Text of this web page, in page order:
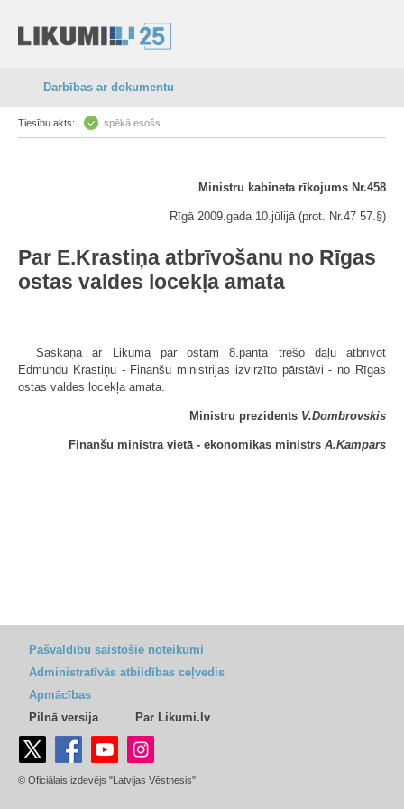
Darbības ar dokumentu
Tiesību akts: spēkā esošs
Ministru kabineta rīkojums Nr.458
Rīgā 2009.gada 10.jūlijā (prot. Nr.47 57.§)
Par E.Krastiņa atbrīvošanu no Rīgas
ostas valdes locekļa amata
Saskaņā ar Likuma par ostām 8.panta trešo daļu atbrīvot
Edmundu Krastiņu - Finanšu ministrijas izvirzīto pārstāvi - no Rīgas
ostas valdes locekļa amata.
Ministru prezidents V.Dombrovskis
Finanšu ministra vietā - ekonomikas ministrs A.Kampars
Pašvaldību saistošie noteikumi
Administratīvās atbildības ceļvedis
Apmācības
Pilnā versija
Par Likumi.lv
© Oficiālais izdevējs "Latvijas Vēstnesis"